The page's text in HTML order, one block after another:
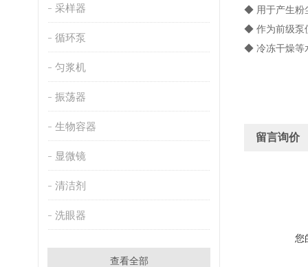
采样器
循环泵
匀浆机
振荡器
生物容器
显微镜
清洁剂
洗眼器
查看全部
◆ 用于产生粉
◆ 作为前级泵
◆ 冷冻干燥等
留言询价
您